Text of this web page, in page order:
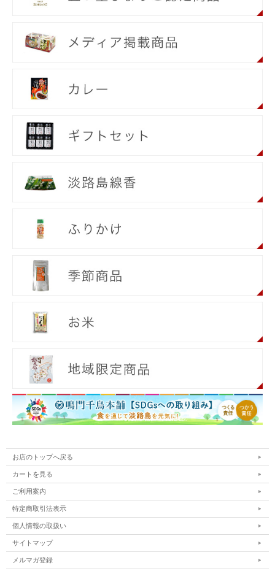
お店のトップへ戻る
カートを見る
ご利用案内
特定商取引法表示
個人情報の取扱い
サイトマップ
メルマガ登録